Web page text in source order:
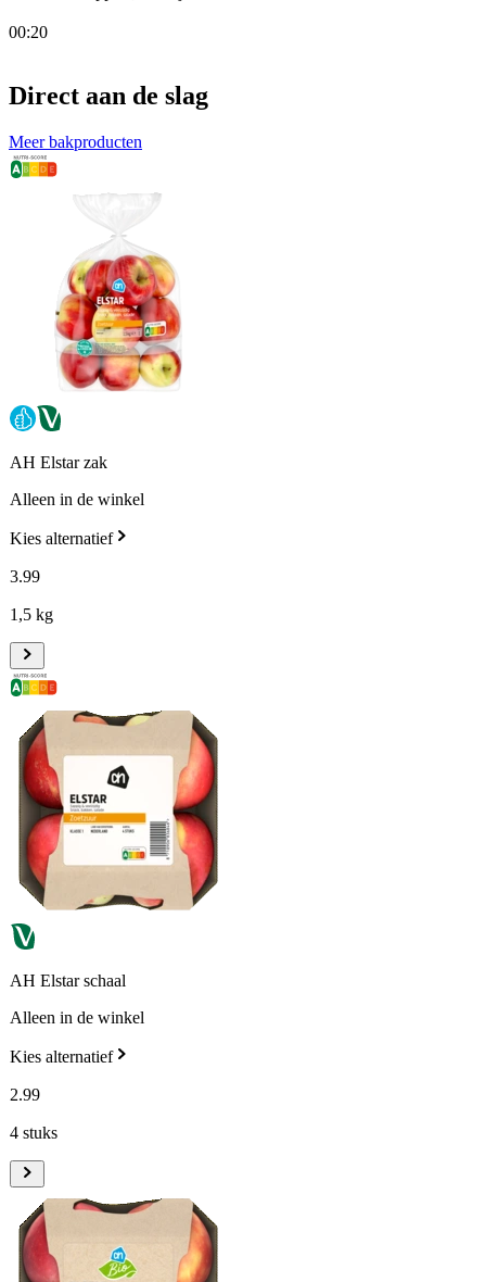
00:20
Direct aan de slag
Meer bakproducten
AH Elstar zak
Alleen in de winkel
Kies alternatief
3.99
1,5 kg
AH Elstar schaal
Alleen in de winkel
Kies alternatief
2.99
4 stuks